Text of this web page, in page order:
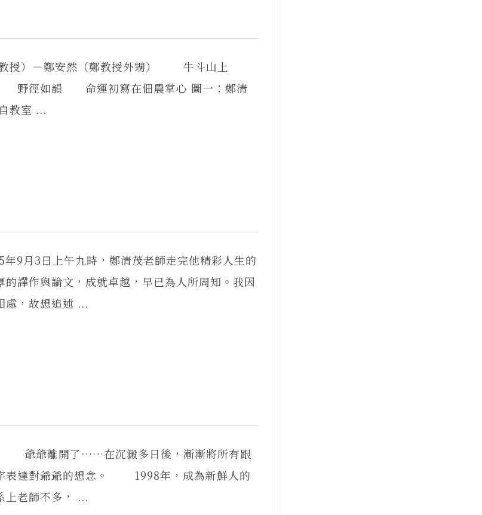
茂教授）—鄭安然（鄭教授外甥） 牛斗山上
徑如韻 命運初寫在佃農掌心 圖一：鄭清
教室 ...
月3日上午九時，鄭清茂老師走完他精彩人生的
譯作與論文，成就卓越，早已為人所周知。我因
處，故想追述 ...
爺爺離開了……在沉澱多日後，漸漸將所有跟
表達對爺爺的想念。 1998年，成為新鮮人的
上老師不多， ...